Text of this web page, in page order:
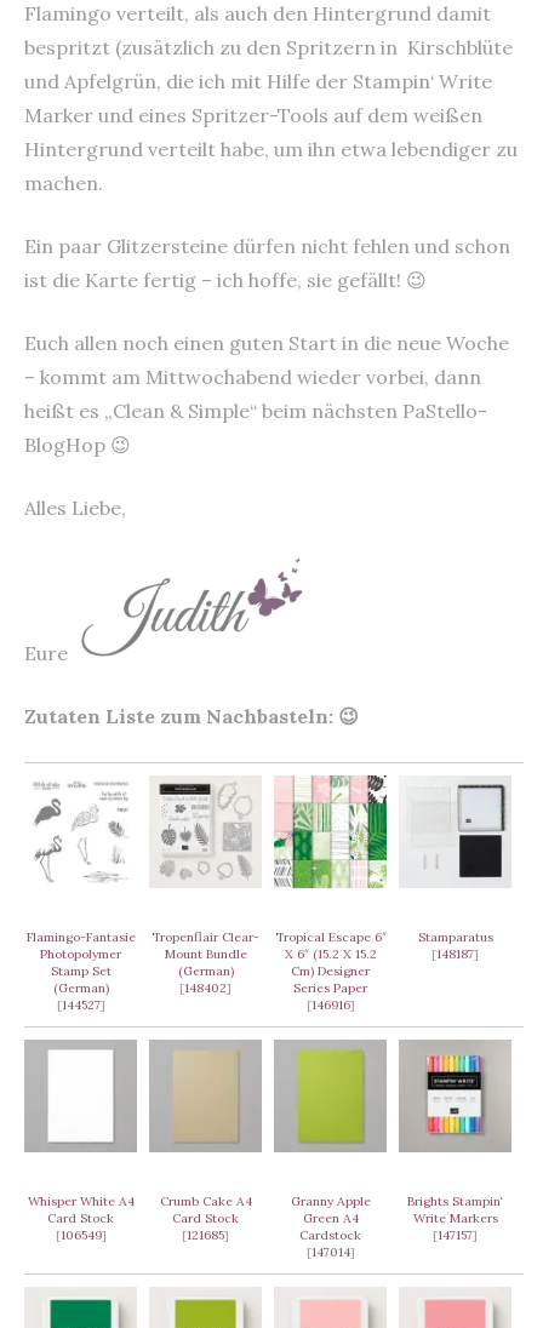
Flamingo verteilt, als auch den Hintergrund damit
bespritzt (zusätzlich zu den Spritzern in Kirschblüte
und Apfelgrün, die ich mit Hilfe der Stampin‘ Write
Marker und eines Spritzer-Tools auf dem weißen
Hintergrund verteilt habe, um ihn etwa lebendiger zu
machen.
Ein paar Glitzersteine dürfen nicht fehlen und schon
ist die Karte fertig – ich hoffe, sie gefällt! 😉
Euch allen noch einen guten Start in die neue Woche
– kommt am Mittwochabend wieder vorbei, dann
heißt es „Clean & Simple“ beim nächsten PaStello-
BlogHop 😉
Alles Liebe,
Eure
Zutaten Liste zum Nachbasteln: 😉
Flamingo-Fantasie
Photopolymer
Stamp Set
(German)
[144527]
Tropenflair Clear-
Mount Bundle
(German)
[148402]
Tropical Escape 6″
X 6″ (15.2 X 15.2
Cm) Designer
Series Paper
[146916]
Stamparatus
[148187]
Whisper White A4
Card Stock
[106549]
Crumb Cake A4
Card Stock
[121685]
Granny Apple
Green A4
Cardstock
[147014]
Brights Stampin‘
Write Markers
[147157]